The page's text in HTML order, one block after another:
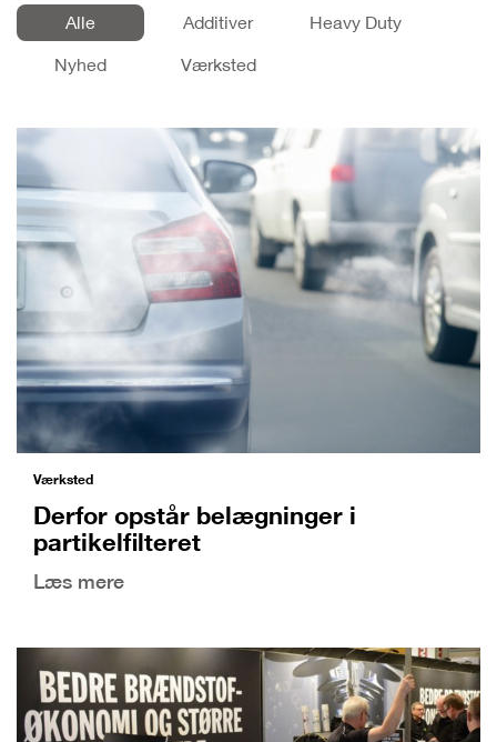
Alle Additiver
Heavy Duty
Nyhed
Værksted
Værksted
Derfor opstår belægninger i
partikelfilteret
Læs mere